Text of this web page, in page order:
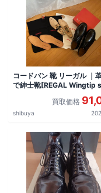
コードバン 靴 リーガル ｜
で紳士靴[REGAL Wingtip
買取価格
shibuya